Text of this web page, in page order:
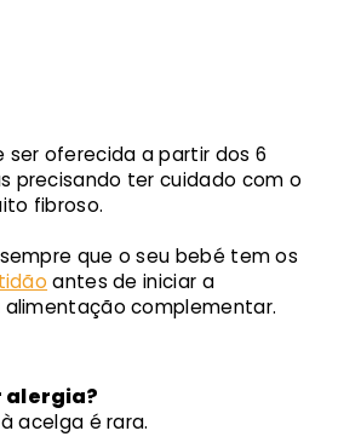
ser oferecida a partir dos 6
precisando ter cuidado com o
fibroso.
que o seu bebé tem os
antes de iniciar a
complementar.
alergia?
acelga é rara.